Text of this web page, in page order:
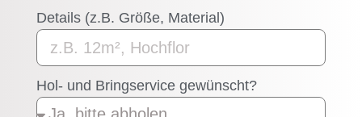
Details (z.B. Größe, Material)
Hol- und Bringservice gewünscht?